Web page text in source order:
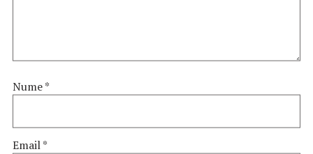
Nume*
Email*